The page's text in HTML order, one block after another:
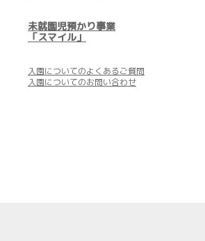
未就園児預かり事業
「スマイル」
入園についてのよくあるご質問
入園についてのお問い合わせ